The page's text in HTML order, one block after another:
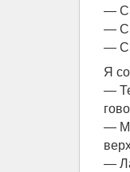
— С
— С
—
Я
—
—
—